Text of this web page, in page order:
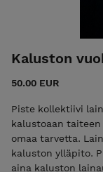
Kaluston
50.00 EUR
Piste kollektiivi
kalustoaan
omaa tarvetta.
kaluston ylläpito.
aina kaluston